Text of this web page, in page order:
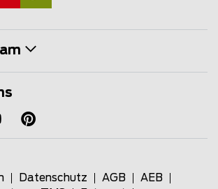
Datenschutz AGB
AEB